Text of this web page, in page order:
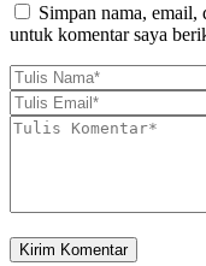
Simpan nama, email,
untuk komentar saya